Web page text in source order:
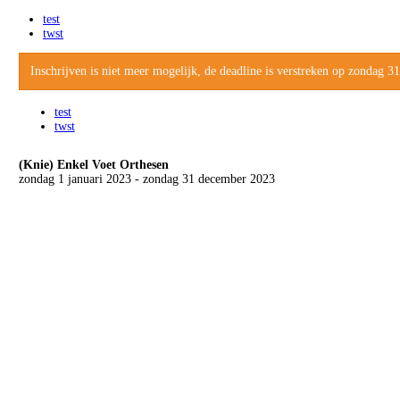
test
twst
Inschrijven is niet meer mogelijk, de deadline is verstreken op zondag
test
twst
(Knie) Enkel Voet Orthesen
zondag 1 januari 2023 - zondag 31 december 2023